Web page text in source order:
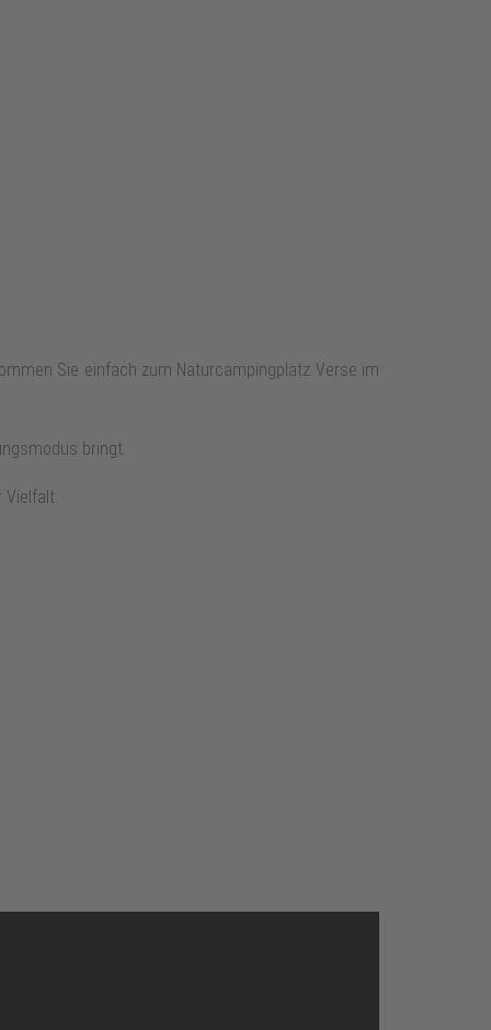
Sie einfach zum Naturcampingplatz Verse im
bringt.